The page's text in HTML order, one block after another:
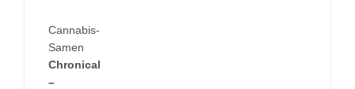
Cannabis-
Samen
Chronical
–